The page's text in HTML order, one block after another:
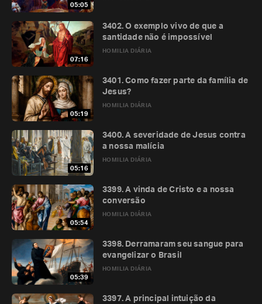
05:05
07:16
HOMILIA DIÁRIA
3402. O exemplo vivo de que a
santidade não é impossível
05:19
HOMILIA DIÁRIA
3401. Como fazer parte da família de
Jesus?
05:16
HOMILIA DIÁRIA
3400. A severidade de Jesus contra
a nossa malícia
05:54
HOMILIA DIÁRIA
3399. A vinda de Cristo e a nossa
conversão
05:39
HOMILIA DIÁRIA
3398. Derramaram seu sangue para
evangelizar o Brasil
3397. A principal intuição da